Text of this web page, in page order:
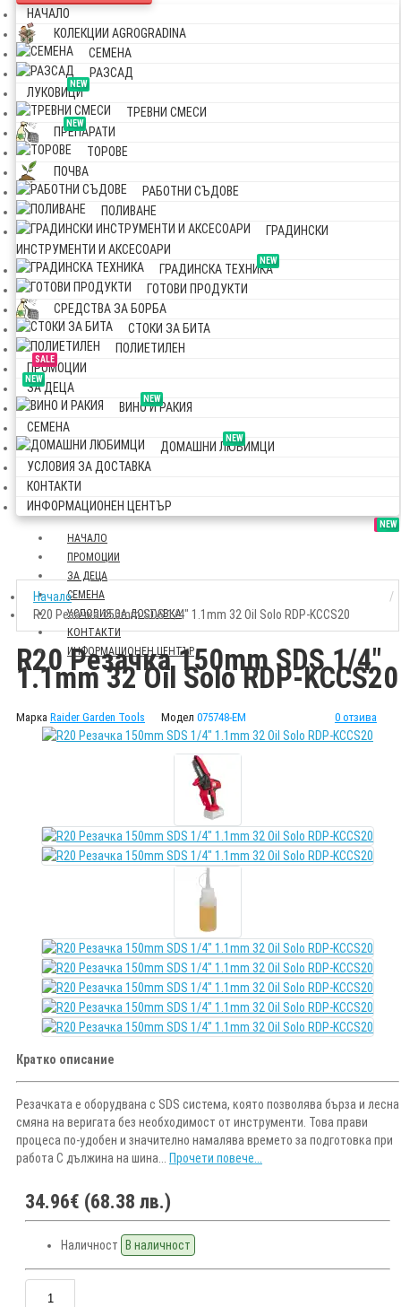
НАЧАЛО
КОЛЕКЦИИ AGROGRADINA
СЕМЕНА
РАЗСАД
NEW
ЛУКОВИЦИ
ТРЕВНИ СМЕСИ
NEW
ПРЕПАРАТИ
ТОРОВЕ
ПОЧВА
РАБОТНИ СЪДОВЕ
ПОЛИВАНЕ
ГРАДИНСКИ
ИНСТРУМЕНТИ И АКСЕСОАРИ
NEW
ГРАДИНСКА ТЕХНИКА
ГОТОВИ ПРОДУКТИ
СРЕДСТВА ЗА БОРБА
СТОКИ ЗА БИТА
ПОЛИЕТИЛЕН
SALE
ПРОМОЦИИ
NEW
ЗА ДЕЦА
NEW
ВИНО И РАКИЯ
СЕМЕНА
NEW
ДОМАШНИ ЛЮБИМЦИ
УСЛОВИЯ ЗА ДОСТАВКА
КОНТАКТИ
ИНФОРМАЦИОНЕН ЦЕНТЪР
НАЧАЛО
SALE
ПРОМОЦИИ
NEW
ЗА ДЕЦА
СЕМЕНА
УСЛОВИЯ ЗА ДОСТАВКА
КОНТАКТИ
ИНФОРМАЦИОНЕН ЦЕНТЪР
Начало
R20 Резачка 150mm SDS 1/4" 1.1mm 32 Oil Solo RDP-KCCS20
R20 Резачка 150mm SDS 1/4"
1.1mm 32 Oil Solo RDP-KCCS20
Марка Raider Garden Tools Модел 075748-EM 0 отзива
Кратко описание
Резачката е оборудвана с SDS система, която позволява бърза и лесна
смяна на веригата без необходимост от инструменти. Това прави
процеса по-удобен и значително намалява времето за подготовка при
работа С дължина на шина... Прочети повече...
34.96€ (68.38 лв.)
Наличност В наличност